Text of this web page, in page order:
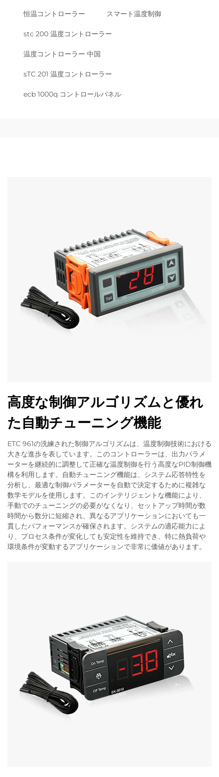
恒温コントローラー スマート温度制御
stc 200 温度コントローラー
温度コントローラー 中国
sTC 201 温度コントローラー
ecb 1000q コントロールパネル
高度な制御アルゴリズムと優れ
た自動チューニング機能
ETC 961の洗練された制御アルゴリズムは、温度制御技術における
大きな進歩を表しています。このコントローラーは、出力パラメ
ーターを継続的に調整して正確な温度制御を行う高度なPID制御機
構を利用します。自動チューニング機能は、システム応答特性を
分析し、最適な制御パラメーターを自動で決定するために複雑な
数学モデルを使用します。このインテリジェントな機能により、
手動でのチューニングの必要がなくなり、セットアップ時間が数
時間から数分に短縮され、異なるアプリケーションにおいても一
貫したパフォーマンスが確保されます。システムの適応能力によ
り、プロセス条件が変化しても安定性を維持でき、特に熱負荷や
環境条件が変動するアプリケーションで非常に価値があります。